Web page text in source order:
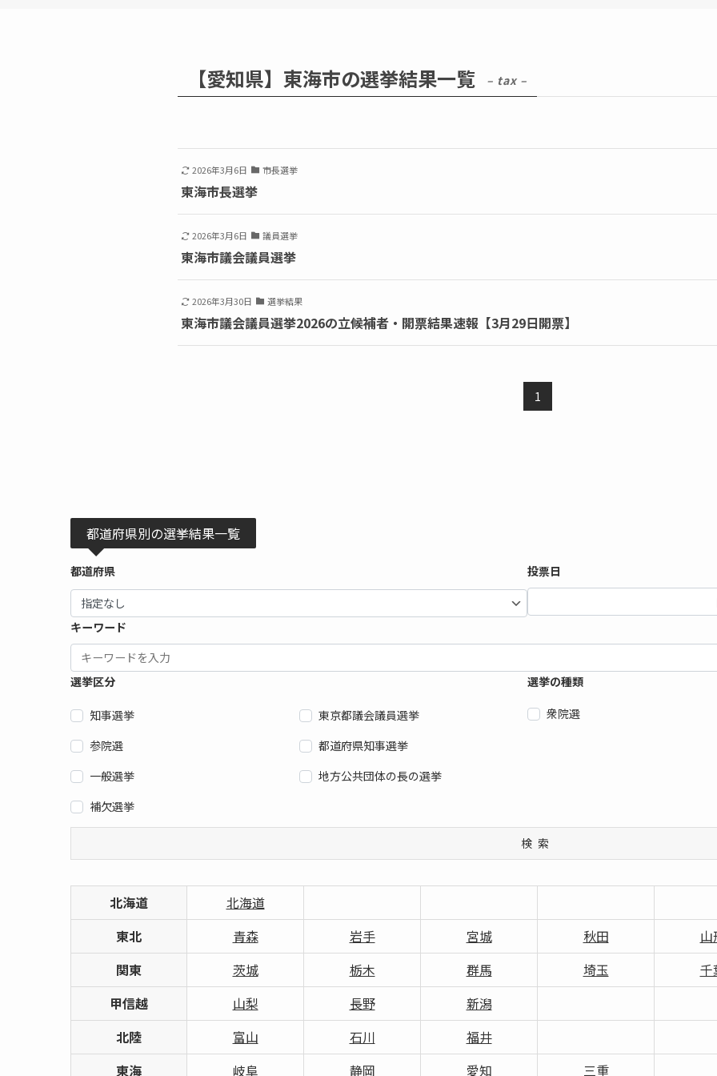
【愛知県】東海市の選挙結果一覧 – tax –
2026年3月6日 市長選挙
東海市長選挙
2026年3月6日 議員選挙
東海市議会議員選挙
2026年3月30日 選挙結果
東海市議会議員選挙2026の立候補者・開票結果速報【3月29日開票】
1
都道府県別の選挙結果一覧
都道府県 投票日
キーワード
選挙区分
知事選挙
東京都議会議員選挙
参院選
都道府県知事選挙
一般選挙
地方公共団体の長の選挙
補欠選挙
選挙の種類
衆院選
検索
北海道
北海道
東北
青森 岩手 宮城 秋田 山
関東
茨城 栃木 群馬 埼玉 千
甲信越
山梨 長野
新潟
北陸
富山 石川
福井
東海
岐阜 静岡 愛知 三重